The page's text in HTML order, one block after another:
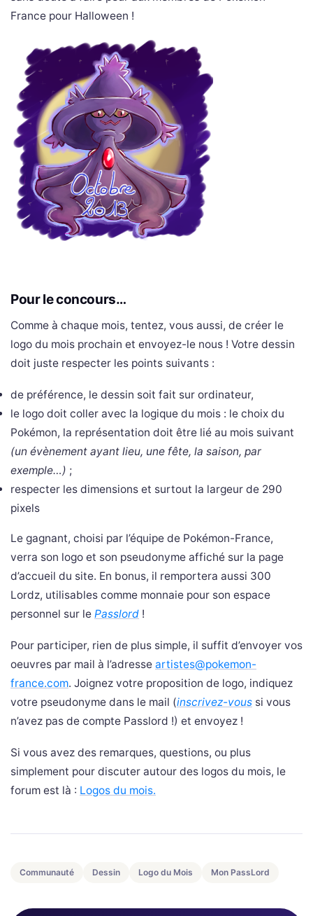
France pour Halloween !
Pour le concours…
Comme à chaque mois, tentez, vous aussi, de créer le
logo du mois prochain et envoyez-le nous ! Votre dessin
doit juste respecter les points suivants :
de préférence, le dessin soit fait sur ordinateur,
le logo doit coller avec la logique du mois : le choix du
Pokémon, la représentation doit être lié au mois suivant
(un évènement ayant lieu, une fête, la saison, par
exemple…) ;
respecter les dimensions et surtout la largeur de 290
pixels
Le gagnant, choisi par l’équipe de Pokémon-France,
verra son logo et son pseudonyme affiché sur la page
d’accueil du site. En bonus, il remportera aussi 300
Lordz, utilisables comme monnaie pour son espace
personnel sur le Passlord !
Pour participer, rien de plus simple, il suffit d’envoyer vos
oeuvres par mail à l’adresse artistes@pokemon-
france.com. Joignez votre proposition de logo, indiquez
votre pseudonyme dans le mail (inscrivez-vous si vous
n’avez pas de compte Passlord !) et envoyez !
Si vous avez des remarques, questions, ou plus
simplement pour discuter autour des logos du mois, le
forum est là : Logos du mois.
Communauté Dessin Logo du Mois Mon PassLord